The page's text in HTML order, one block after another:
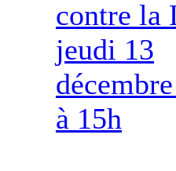
contre la
jeudi 13
à 15h